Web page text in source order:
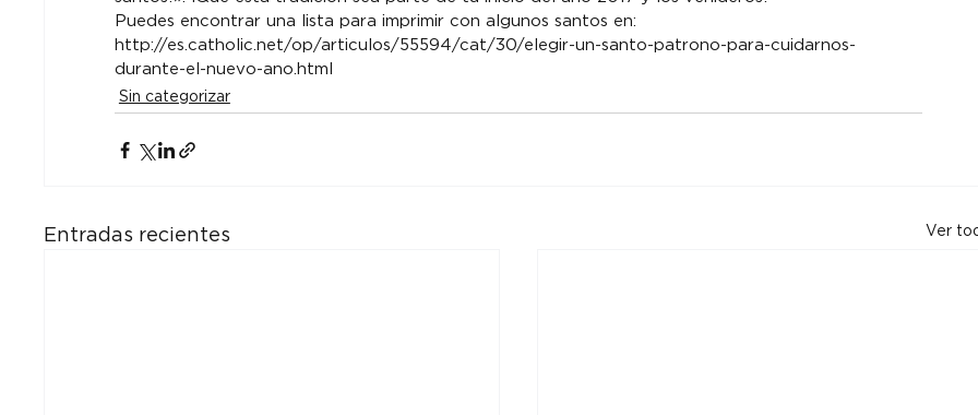
Puedes encontrar una lista para imprimir con algunos santos en:
http://es.catholic.net/op/articulos/55594/cat/30/elegir-un-santo-patrono-para-cuidarnos-
durante-el-nuevo-ano.html
Sin categorizar
Entradas recientes Ver